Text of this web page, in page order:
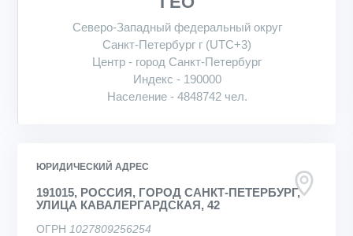
Северо-Западный федеральный округ
Санкт-Петербург г (UTC+3)
Центр - город Санкт-Петербург
Индекс - 190000
Население - 4848742 чел.
ЮРИДИЧЕСКИЙ АДРЕС
191015, РОССИЯ, ГОРОД САНКТ-ПЕТЕРБУРГ,
УЛИЦА КАВАЛЕРГАРДСКАЯ, 42
ОГРН 1027809256254